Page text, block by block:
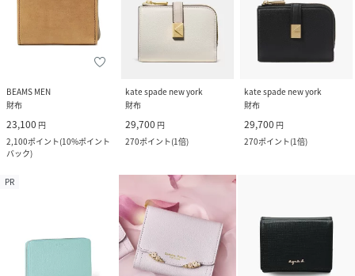
BEAMS MEN
財布
23,100 円
2,100ポイント(10%ポイント
バック)
kate spade new york
財布
29,700 円
270ポイント(1倍)
kate spade new york
財布
29,700 円
270ポイント(1倍)
PR